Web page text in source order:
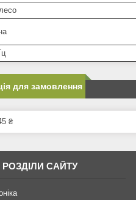
для замовлення
₴
САЙТУ